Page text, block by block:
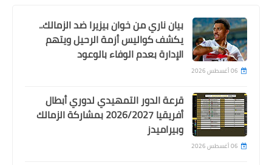
Egypt
بيان ناري من خوان بيزيرا ضد الزمالك..
يكشف كواليس أزمة الرحيل ويتهم
الإدارة بعدم الوفاء بالوعود
06 أغسطس 2026
قرعة الدور التمهيدي لدوري أبطال
أفريقيا 2026/2027 بمشاركة الزمالك
وبيراميدز
06 أغسطس 2026